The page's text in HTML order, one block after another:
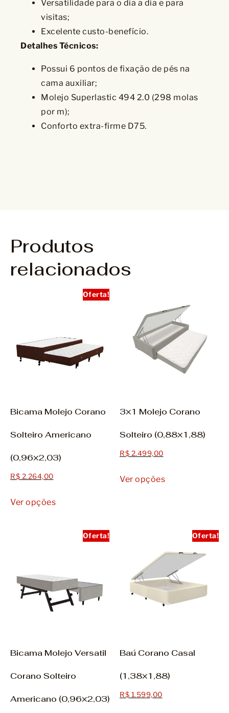
Versatilidade para o dia a dia e para
visitas;
Excelente custo-benefício.
Detalhes Técnicos:
Possui 6 pontos de fixação de pés na
cama auxiliar;
Molejo Superlastic 494 2.0 (298 molas
por m);
Conforto extra-firme D75.
Produtos
relacionados
Oferta!
Bicama Molejo Corano
Solteiro Americano
(0,96×2,03)
R$ 2.264,00
Ver opções
3×1 Molejo Corano
Solteiro (0,88×1,88)
R$ 2.499,00
Ver opções
Oferta!
Bicama Molejo Versatil
Corano Solteiro
Americano (0,96×2,03)
Oferta!
Baú Corano Casal
(1,38×1,88)
R$ 1.599,00